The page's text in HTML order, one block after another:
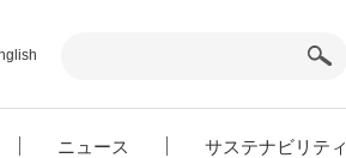
ニュース サステナビリティ